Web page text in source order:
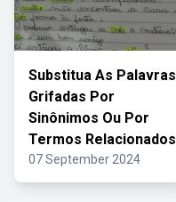
Substitua As Palavras
Grifadas Por
Sinônimos Ou Por
Termos Relacionados
07 September 2024